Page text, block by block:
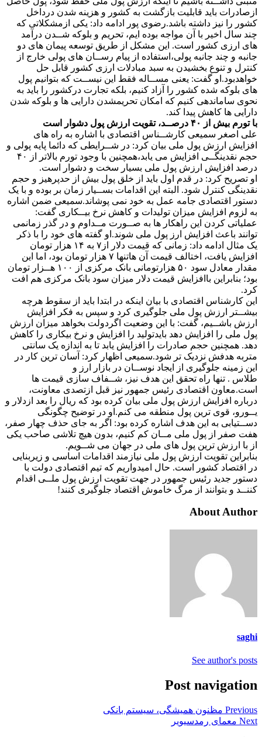
ازصادرات باید قابلیت بازگشت به کشور و هزینه شدن درداخل
کشور را نیز داشته باشد.رضوی پور ادامه داد: یکی ازمشکلاتی که
چند سال اخیر با آن مواجه بوده ایم، تحریم و بلوکه شــدن درآمد
های ارزی کشور است. این مشکل از طریق توسعه پیمان های دو
جانبه و چند جانبه پولی،استفاده از پیام رســان های پولی خارج از
کنترل و تنوع بخشیدن به سبد مبادلات ارزی کشور قابل حل
خواهدبود.او گفت: یعنی مســاله فقط این نیســت که بتوانیم پول
های بلوکه شده کشور را آزاد کنیم، بلکه تجارت درکشور را باید به
نحوی ساماندهی کنیم که امکان تحریمشدن دارایی ها و بلوکه شدن
دارایی ها کاهش پیدا کند.
با تورم بیش از ۴۰ درصــد، تقویت ارزش پول دشوار است
علی اصغر سمیعی کارشــناس اقتصادی با اشاره به راه های
افزایش ارزش پول ملی بیان کرد: در شــرایطی که دائما پایه پولی و
حجم نقدینگــی افزایش می یابد،همچنین با وجود تورم بالاتر از ۴۰
درصد افزایش ارزش پول ملی بسیار سخت و دشوار است.
او تصریح کرد: در قدم اول باید از خلق پول بیش از حدپرهیز و حجم
نقدینگی کنترل شود. البته این اقدامات بســیار زمان بر بوده و با یک
دستور اقتصادی جامه عمل به خود نمی پوشاند.سمیعی ضمن اشاره
به لزوم افزایش میزان تولیدات و کاهش نرخ بیــکاری گفت:
عملیاتی کردن این راهکار ها به صــورت مــداوم و در گذر زمانمی
توانند باعث افزایش ارز پول ملی شوند.او گفته های خود را با ذکر
یک مثال ادامه داد: زمانی که قیمت دلار از۷ به ۱۴ هزار تومان
افزایش یافت، اختالف قیمت آن هاتنها ۷ هزار تومان بود، اما این
مقدار معادل سود ۵۰ هزارتومانی بانک مرکزی از ۱۰۰ هــزار تومان
بود؛ بنابراین باافزایش قیمت دلار میزان سود بانک مرکزی هم افت
کرد.
این کارشناس اقتصادی با بیان اینکه در ابتدا باید از سقوط هرچه
بیشــتر ارزش پول ملی جلوگیری کرد و سپس به فکر افزایش
ارزش باشــیم، گفت: با این وضعیت اگردولت بخواهد میزان ارزش
پول ملی را افزایش دهد بایدتولید را افزایش و نرخ بیکاری را کاهش
دهد. همچنین حجم صادرات را افزایش یابد تا به اندازه یک سانتی
متربه هدفش نزدیک تر شود.سمیعی اظهار کرد: آسان ترین کار در
این زمینه جلوگیری از ایجاد نوســان در بازار ارز و
طلاس . تنها راه تحقق این هدف نیز، شــفاف سازی قیمت ها
است.معاون اقتصادی رئیس جمهور نیز قبل ازتصدی معاونت،
درباره افزایش ارزش پول ملی بیان کرده بود که ریال را بعد ازدلار و
یــورو، قوی ترین پول منطقه می کنم.او در توضیح چگونگی
دســتیابی به این هدف اشاره کرده بود: اگر به جای حذف چهار صفر،
هفت صفر از پول ملی مــان کم کنیم، بدون هیچ تلاشی صاحب یکی
از با ارزش ترین پول های ملی در جهان می شــویم.
بنابراین تقویت ارزش پول ملی نیازمند اقدامات اساسی و زیربنایی
در اقتصاد کشور است. حال امیدواریم که تیم اقتصادی دولت با
دستور جدید رئیس جمهور در جهت تقویت ارزش پول ملــی اقدام
کننــد و بتوانند از مرگ خاموش اقتصاد جلوگیری کنند!
About Author
saghi
See author's posts
Post navigation
Previous مظنون همیشگی، سیستم بانکی
Next معمای رمدسیویر